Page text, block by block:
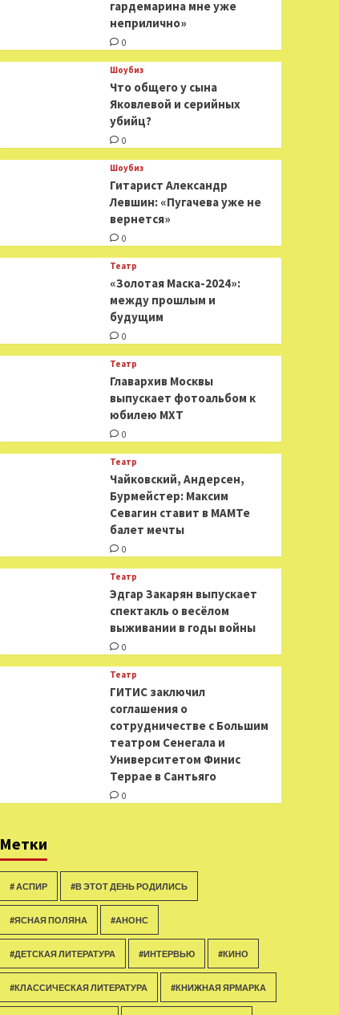
гардемарина мне уже
неприлично»
0
Шоубиз
Что общего у сына
Яковлевой и серийных
убийц?
0
Шоубиз
Гитарист Александр
Левшин: «Пугачева уже не
вернется»
0
Театр
«Золотая Маска-2024»:
между прошлым и
будущим
0
Театр
​​Главархив Москвы
выпускает фотоальбом к
юбилею МХТ
0
Театр
​​Чайковский, Андерсен,
Бурмейстер: Максим
Севагин ставит в МАМТе
балет мечты
0
Театр
Эдгар Закарян выпускает
спектакль о весёлом
выживании в годы войны
0
Театр
ГИТИС заключил
соглашения о
сотрудничестве с Большим
театром Сенегала и
Университетом Финис
Террае в Сантьяго
0
Метки
# АСПИР #В ЭТОТ ДЕНЬ РОДИЛИСЬ
#ЯСНАЯ ПОЛЯНА #АНОНС
#ДЕТСКАЯ ЛИТЕРАТУРА #ИНТЕРВЬЮ #КИНО
#КЛАССИЧЕСКАЯ ЛИТЕРАТУРА #КНИЖНАЯ ЯРМАРКА